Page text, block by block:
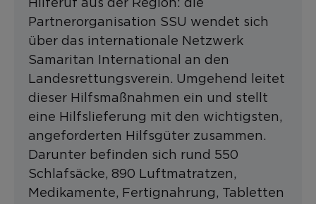
Partnerorganisation SSU wendet sich
über das internationale Netzwerk
Samaritan International an den
Landesrettungsverein. Umgehend leitet
dieser Hilfsmaßnahmen ein und stellt
eine Hilfslieferung mit den wichtigsten,
angeforderten Hilfsgüter zusammen.
Darunter befinden sich rund 550
Schlafsäcke, 890 Luftmatratzen,
Medikamente, Fertignahrung, Tabletten